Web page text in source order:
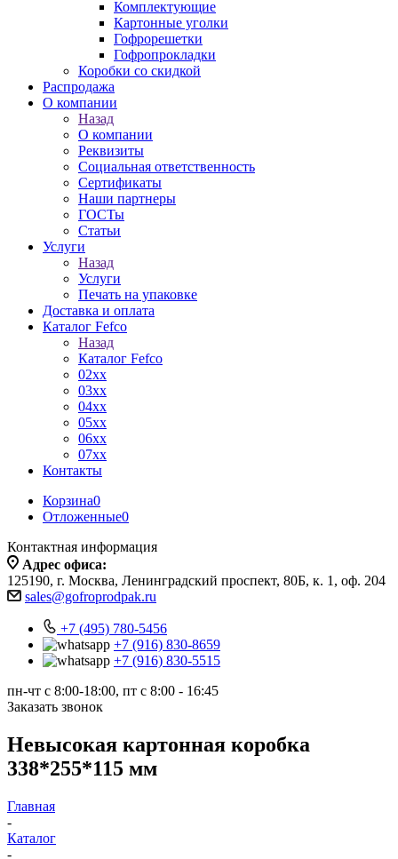
Комплектующие
Картонные уголки
Гофрорешетки
Гофропрокладки
Коробки со скидкой
Распродажа
О компании
Назад
О компании
Реквизиты
Социальная ответственность
Сертификаты
Наши партнеры
ГОСТы
Статьи
Услуги
Назад
Услуги
Печать на упаковке
Доставка и оплата
Каталог Fefco
Назад
Каталог Fefco
02xx
03xx
04xx
05xx
06xx
07xx
Контакты
Корзина0
Отложенные0
Контактная информация
Адрес офиса:
125190, г. Москва, Ленинградский проспект, 80Б, к. 1, оф. 204
sales@gofroprodpak.ru
+7 (495) 780-5456
+7 (916) 830-8659
+7 (916) 830-5515
пн-чт c 8:00-18:00, пт с 8:00 - 16:45
Заказать звонок
Невысокая картонная коробка
338*255*115 мм
Главная
-
Каталог
-